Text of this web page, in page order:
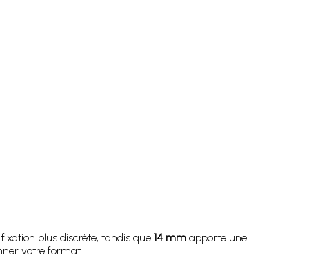
plus discrète, tandis que 14 mmapporte une
votre format.